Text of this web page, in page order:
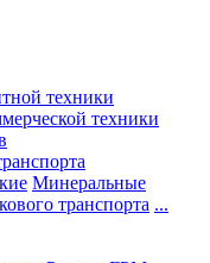
техники
техники
Минеральные
транспорта ...